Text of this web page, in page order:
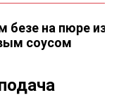
на пюре из
соусом